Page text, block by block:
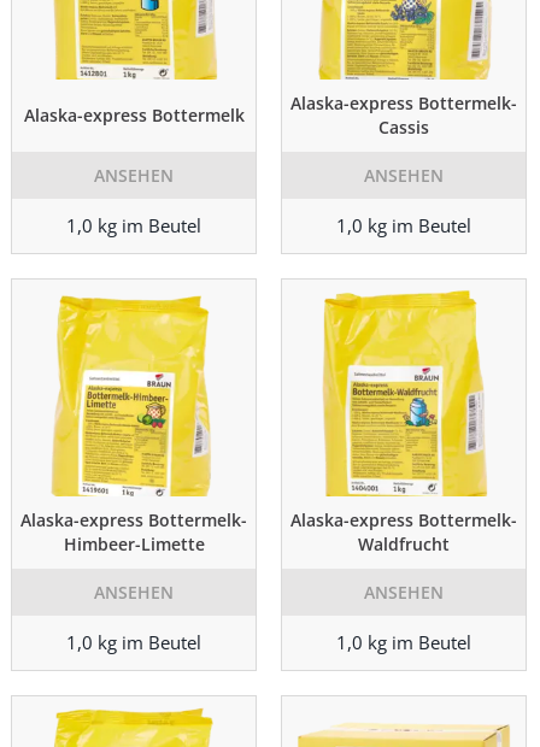
Alaska-express Bottermelk
ANSEHEN
1,0 kg im Beutel
Alaska-express Bottermelk-
Cassis
ANSEHEN
1,0 kg im Beutel
Alaska-express Bottermelk-
Himbeer-Limette
ANSEHEN
1,0 kg im Beutel
Alaska-express Bottermelk-
Waldfrucht
ANSEHEN
1,0 kg im Beutel